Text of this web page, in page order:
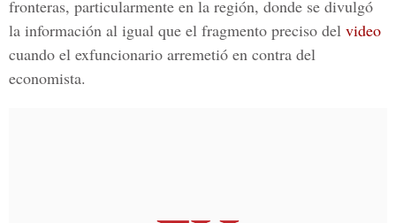
fronteras, particularmente en la región, donde se divulgó
la información al igual que el fragmento preciso del video
cuando el exfuncionario arremetió en contra del
economista.